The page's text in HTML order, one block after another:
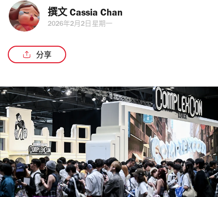
撰文 Cassia Chan
2026年2月2日星期一
分享